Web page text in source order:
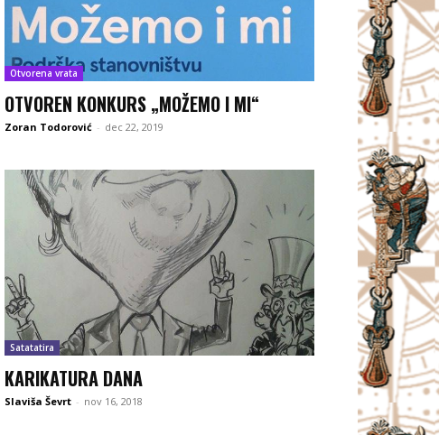
Otvorena vrata
OTVOREN KONKURS „MOŽEMO I MI“
Zoran Todorović - dec 22, 2019
Satatatira
KARIKATURA DANA
Slaviša Ševrt - nov 16, 2018